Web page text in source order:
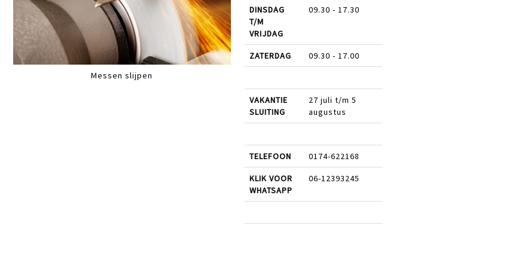
Messen slijpen
DINSDAG
T/M
VRIJDAG
09.30 - 17.30
ZATERDAG 09.30 - 17.00
VAKANTIE
SLUITING
27 juli t/m 5
augustus
TELEFOON 0174-622168
KLIK VOOR
WHATSAPP
06-12393245